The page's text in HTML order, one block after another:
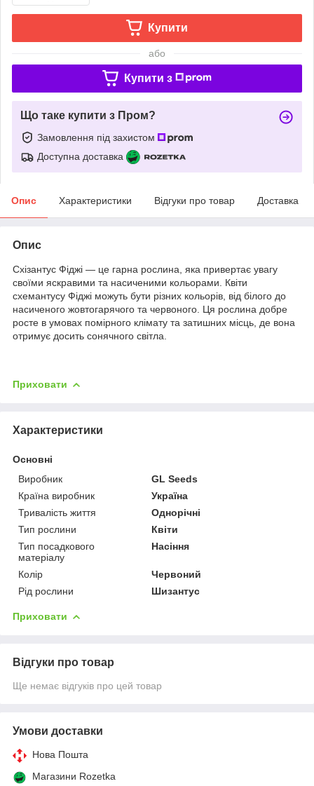
Купити
або
Купити з
Що таке купити з Пром?
Замовлення під захистом
Доступна доставка
Опис Характеристики Відгуки про товар Доставка
Опис
Схізантус Фіджі — це гарна рослина, яка привертає увагу
своїми яскравими та насиченими кольорами. Квіти
схемантусу Фіджі можуть бути різних кольорів, від білого до
насиченого жовтогарячого та червоного. Ця рослина добре
росте в умовах помірного клімату та затишних місць, де вона
отримує досить сонячного світла.
Приховати
Характеристики
Основні
Виробник
GL Seeds
Країна виробник
Україна
Тривалість життя
Однорічні
Тип рослини
Квіти
Тип посадкового
матеріалу
Насіння
Колір
Червоний
Рід рослини
Шизантус
Приховати
Відгуки про товар
Ще немає відгуків про цей товар
Умови доставки
Нова Пошта
Магазини Rozetka